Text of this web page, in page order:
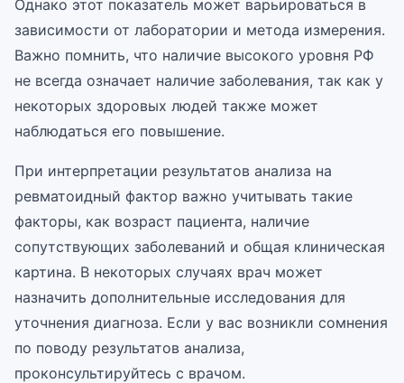
Однако этот показатель может варьироваться в
зависимости от лаборатории и метода измерения.
Важно помнить, что наличие высокого уровня РФ
не всегда означает наличие заболевания, так как у
некоторых здоровых людей также может
наблюдаться его повышение.
При интерпретации результатов анализа на
ревматоидный фактор важно учитывать такие
факторы, как возраст пациента, наличие
сопутствующих заболеваний и общая клиническая
картина. В некоторых случаях врач может
назначить дополнительные исследования для
уточнения диагноза. Если у вас возникли сомнения
по поводу результатов анализа,
проконсультируйтесь с врачом.